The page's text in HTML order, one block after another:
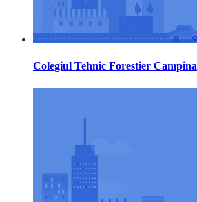
Colegiul Tehnic Forestier Campina